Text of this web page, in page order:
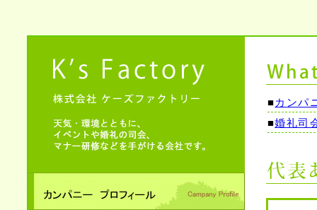
■カンパ
■婚礼司